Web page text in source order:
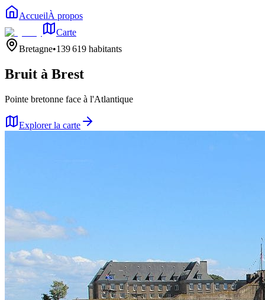
AccueilÀ propos
Carte
Bretagne•139 619 habitants
Bruit à Brest
Pointe bretonne face à l'Atlantique
Explorer la carte